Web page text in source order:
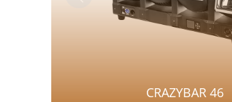
CRAZYBAR 46